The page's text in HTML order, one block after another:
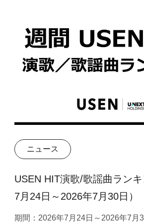
ニュース
USEN HIT演歌/歌謡曲ラン
7月24日～2026年7月30日）
期間：2026年7月24日～2026年7月